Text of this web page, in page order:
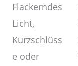
Flackerndes
Licht,
Kurzschlüss
e oder